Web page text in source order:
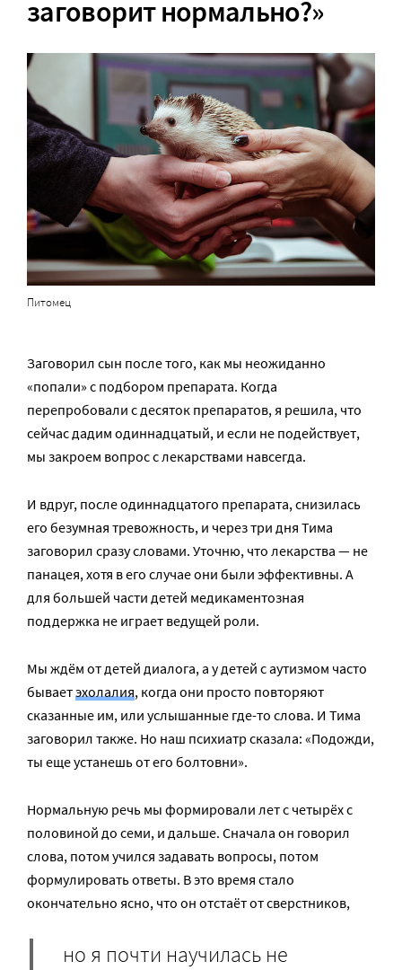
заговорит нормально?»
Питомец
Заговорил сын после того, как мы неожиданно
«попали» с подбором препарата. Когда
перепробовали с десяток препаратов, я решила, что
сейчас дадим одиннадцатый, и если не подействует,
мы закроем вопрос с лекарствами навсегда.
И вдруг, после одиннадцатого препарата, снизилась
его безумная тревожность, и через три дня Тима
заговорил сразу словами. Уточню, что лекарства — не
панацея, хотя в его случае они были эффективны. А
для большей части детей медикаментозная
поддержка не играет ведущей роли.
Мы ждём от детей диалога, а у детей с аутизмом часто
бываетэхолалия, когда они просто повторяют
сказанные им, или услышанные где-то слова. И Тима
заговорил также. Но наш психиатр сказала: «Подожди,
ты еще устанешь от его болтовни».
Нормальную речь мы формировали лет с четырёх с
половиной до семи, и дальше. Сначала он говорил
слова, потом учился задавать вопросы, потом
формулировать ответы. В это время стало
окончательно ясно, что он отстаёт от сверстников,
но я почти научилась не